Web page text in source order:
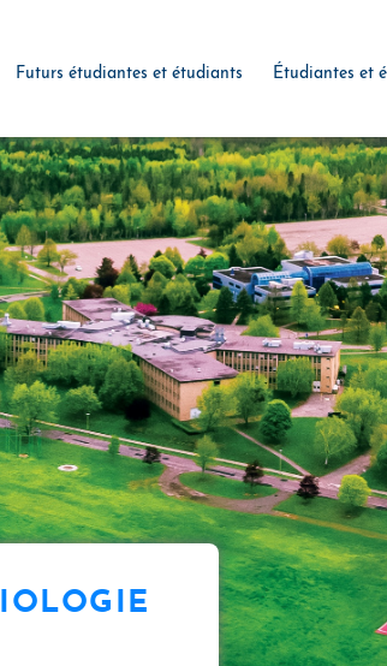
Futurs étudiantes et étudiants Étudiantes et